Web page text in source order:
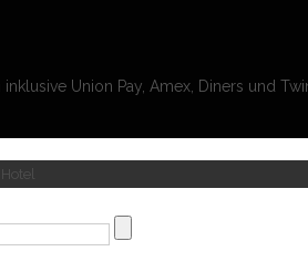
Union Pay, Amex, Diners und